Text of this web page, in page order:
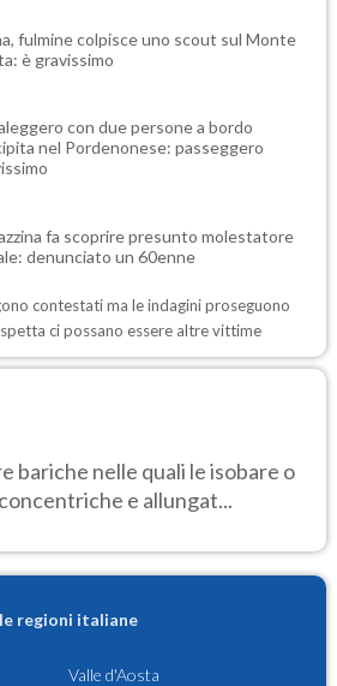
fulmine colpisce uno scout sul Monte
è gravissimo
con due persone a bordo
nel Pordenonese: passeggero
fa scoprire presunto molestatore
denunciato un 60enne
contestati ma le indagini proseguono
ci possano essere altre vittime
bariche nelle quali le isobare o
e allungat...
regioni italiane
Valle d'Aosta